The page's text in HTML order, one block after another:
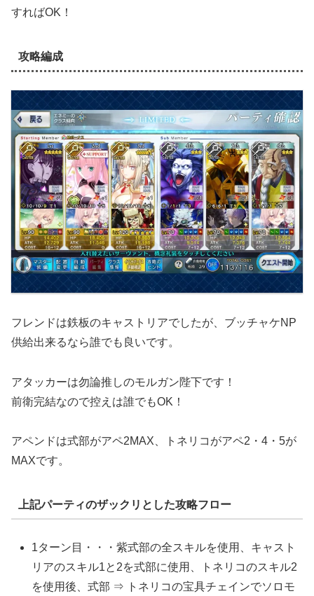
すればOK！
攻略編成
フレンドは鉄板のキャストリアでしたが、ブッチャケNP
供給出来るなら誰でも良いです。
アタッカーは勿論推しのモルガン陛下です！
前衛完結なので控えは誰でもOK！
アペンドは式部がアペ2MAX、トネリコがアペ2・4・5が
MAXです。
上記パーティのザックリとした攻略フロー
1ターン目・・・紫式部の全スキルを使用、キャスト
リアのスキル1と2を式部に使用、トネリコのスキル2
を使用後、式部 ⇒ トネリコの宝具チェインでソロモ